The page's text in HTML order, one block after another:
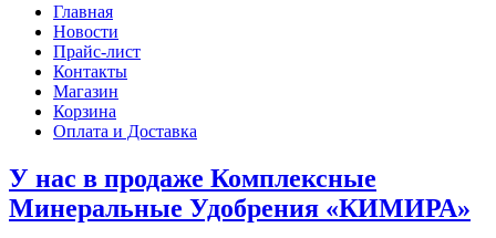
Главная
Новости
Прайс-лист
Контакты
Магазин
Корзина
Оплата и Доставка
У нас в продаже Комплексные
Минеральные Удобрения «КИМИРА»